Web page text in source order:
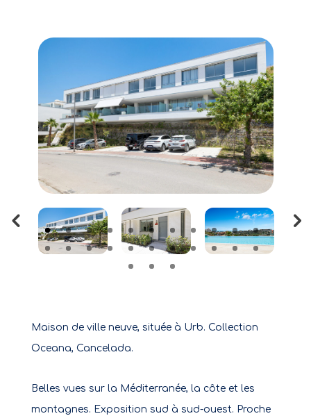
Maison de ville neuve, située à Urb. Collection
Oceana, Cancelada.
Belles vues sur la Méditerranée, la côte et les
montagnes. Exposition sud à sud-ouest. Proche